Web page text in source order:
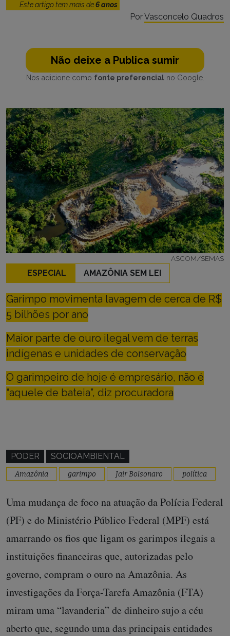
Este artigo tem mais de6 anos
PorVasconcelo Quadros
Não deixe a Publica sumir
Nos adicione como fonte preferencialno Google.
ASCOM/SEMAS
ESPECIAL AMAZÔNIA SEM LEI
Garimpo movimenta lavagem de cerca de R$
5 bilhões por ano
Maior parte de ouro ilegal vem de terras
indígenas e unidades de conservação
O garimpeiro de hoje é empresário, não é
“aquele de bateia”, diz procuradora
PODER SOCIOAMBIENTAL
Amazônia garimpo Jair Bolsonaro política
Uma mudança de foco na atuação da Polícia Federal
(PF) e do Ministério Público Federal (MPF) está
amarrando os fios que ligam os garimpos ilegais a
instituições financeiras que, autorizadas pelo
governo, compram o ouro na Amazônia. As
investigações da Força-Tarefa Amazônia (FTA)
miram uma “lavanderia” de dinheiro sujo a céu
aberto que, segundo uma das principais entidades